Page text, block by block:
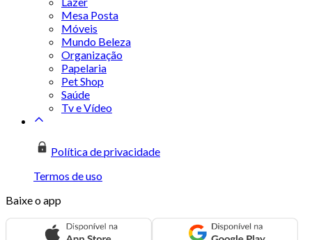
Mesa Posta
Móveis
Mundo Beleza
Organização
Papelaria
Pet Shop
Saúde
Tv e Vídeo
Política de privacidade
Termos de uso
Baixe o app